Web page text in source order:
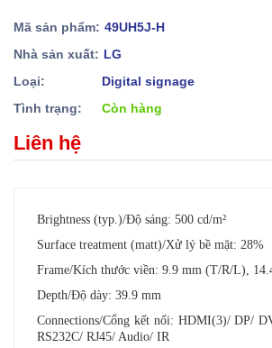
Mã sản phẩm: 49UH5J-H
Nhà sản xuất: LG
Loại:
Digital signage
Tình trạng:
Còn hàng
Liên hệ
Brightness (typ.)/Độ sáng: 500 cd/m²
Surface treatment (matt)/Xử lý bề mặt: 28%
Frame/Kích thước viền: 9.9 mm (T/R/L),
Depth/Độ dày: 39.9 mm
Connections/Cổng kết nối: HDMI(3)/ DP/
RS232C/ RJ45/ Audio/ IR